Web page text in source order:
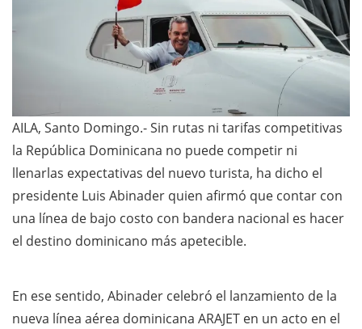
AILA, Santo Domingo.- Sin rutas ni tarifas competitivas
la República Dominicana no puede competir ni
llenarlas expectativas del nuevo turista, ha dicho el
presidente Luis Abinader quien afirmó que contar con
una línea de bajo costo con bandera nacional es hacer
el destino dominicano más apetecible.
En ese sentido, Abinader celebró el lanzamiento de la
nueva línea aérea dominicana ARAJET en un acto en el